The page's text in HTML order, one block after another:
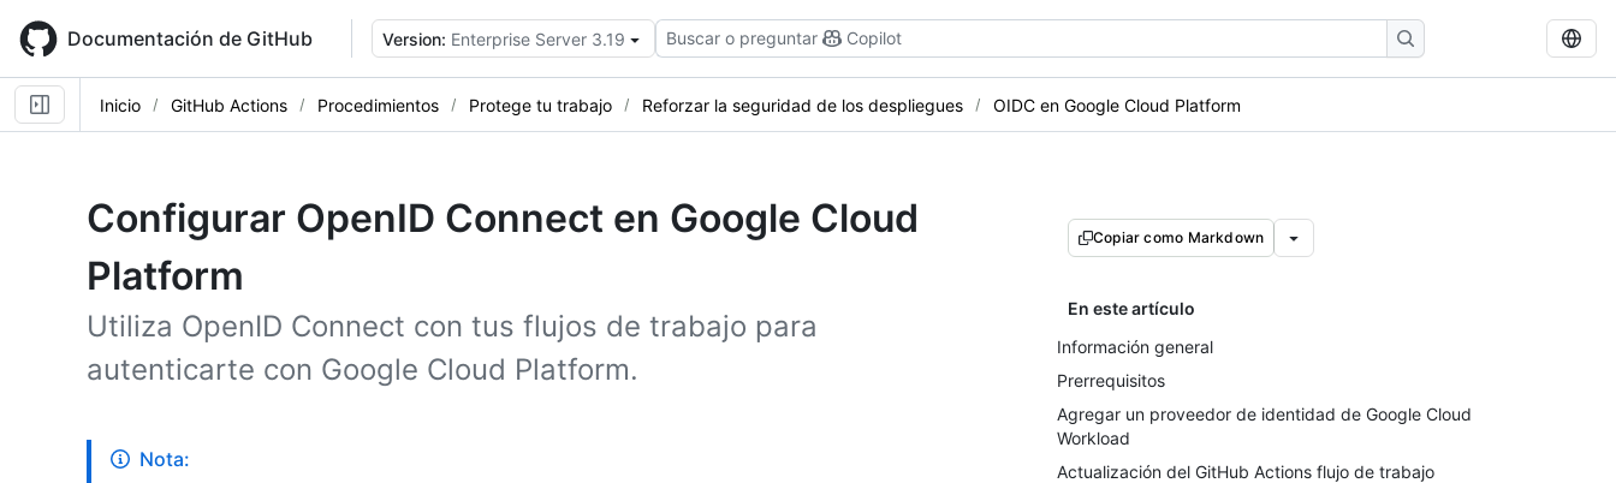
main
content
Documentación de GitHub Version: Enterprise Server 3.19 Buscar o preguntar Copilot
Inicio GitHub Actions Procedimientos Protege tu trabajo Reforzar la seguridad de los despliegues OIDC en Google Cloud Platform
Configurar OpenID Connect en Google Cloud
Platform
Utiliza OpenID Connect con tus flujos de trabajo para
autenticarte con Google Cloud Platform.
Copiar como Markdown
En este artículo
Información general
Prerrequisitos
Agregar un proveedor de identidad de Google Cloud
Workload
Actualización del GitHub Actions flujo de trabajo
Nota: